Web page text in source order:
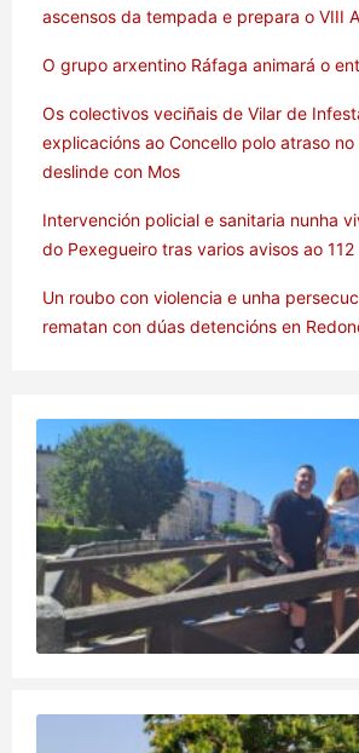
ascensos da tempada e prepara o VIII
O grupo arxentino Ráfaga animará o
Os colectivos veciñais de Vilar de
explicacións ao Concello polo atraso
deslinde con Mos
Intervención policial e sanitaria nunha
do Pexegueiro tras varios avisos ao 112
Un roubo con violencia e unha
rematan con dúas detencións en